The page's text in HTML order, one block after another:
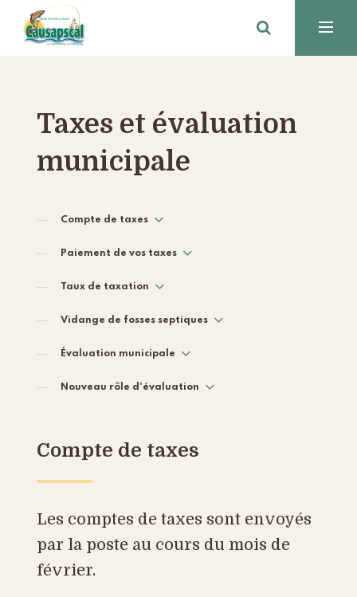
Taxes et évaluation
municipale
Compte de taxes
Paiement de vos taxes
Taux de taxation
Vidange de fosses septiques
Évaluation municipale
Nouveau rôle d'évaluation
Compte de taxes
Les comptes de taxes sont envoyés
par la poste au cours du mois de
février.